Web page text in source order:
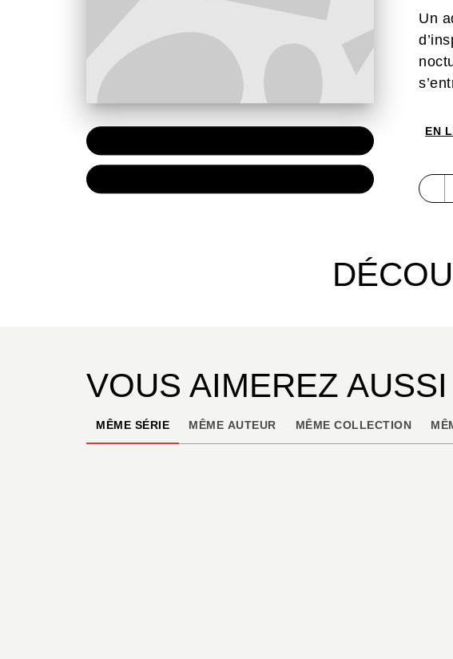
Un
EN
VOUS AIMEREZ AUSSI
MÊME SÉRIE MÊME AUTEUR MÊME COLLECTION